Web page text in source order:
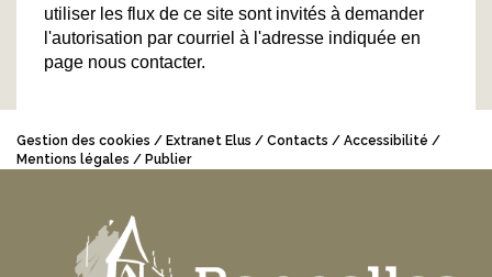
utiliser les flux de ce site sont invités à demander
l'autorisation par courriel à l'adresse indiquée en
page nous contacter.
Gestion des cookies Extranet Elus Contacts
Accessibilité
Mentions légales
Publier